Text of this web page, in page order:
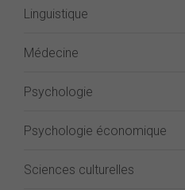
Linguistique
Médecine
Psychologie
Psychologie économique
Sciences culturelles